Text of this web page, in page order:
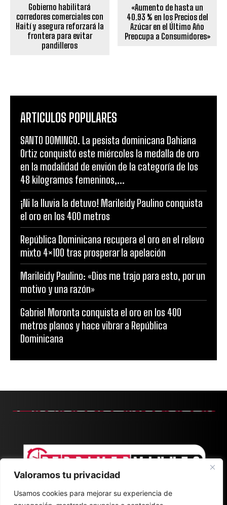
Valoramos tu privacidad
Usamos cookies para mejorar su experiencia de
Gobierno habilitará
corredores comerciales con
Haití y asegura reforzará la
frontera para evitar
pandilleros
«Aumento de hasta un
40.93 % en los Precios del
Azúcar en el Último Año
Preocupa a Consumidores»
ARTICULOS POPULARES
SANTO DOMINGO. La pesista dominicana Dahiana
Ortiz conquistó este miércoles la medalla de oro
en la modalidad de envión de la categoría de los
48 kilogramos femeninos,...
¡Ni la lluvia la detuvo! Marileidy Paulino conquista
el oro en los 400 metros
República Dominicana recupera el oro en el relevo
mixto 4×100 tras prosperar la apelación
Marileidy Paulino: «Dios me trajo para esto, por un
motivo y una razón»
Gabriel Moronta conquista el oro en los 400
metros planos y hace vibrar a República
Dominicana